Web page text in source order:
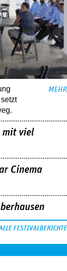
MEHR
mit viel
Cinema
FESTIVALBERICHTE